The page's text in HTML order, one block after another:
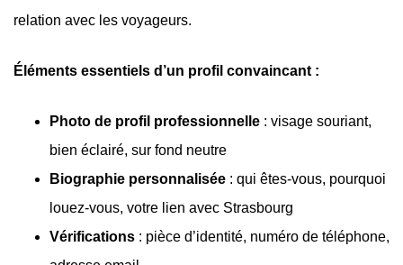
relation avec les voyageurs.
Éléments essentiels d’un profil convaincant :
Photo de profil professionnelle : visage souriant,
bien éclairé, sur fond neutre
Biographie personnalisée : qui êtes-vous, pourquoi
louez-vous, votre lien avec Strasbourg
Vérifications : pièce d’identité, numéro de téléphone,